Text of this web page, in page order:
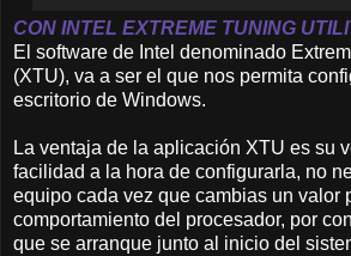
CON INTEL EXTREME TUNING
El software de Intel denominado
(XTU), va a ser el que nos permita
escritorio de Windows.
La ventaja de la aplicación XTU es su
facilidad a la hora de configurarla, no
equipo cada vez que cambias un valor
comportamiento del procesador, por
que se arranque junto al inicio del